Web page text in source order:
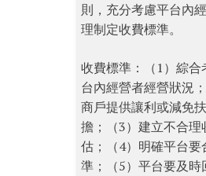
則，充分考慮平台內
理制定收費標準。
收費標準：（1）綜
台內經營者經營狀況
商戶提供讓利或減免
擔；（3）建立不合
估；（4）明確平台
準；（5）平台要及